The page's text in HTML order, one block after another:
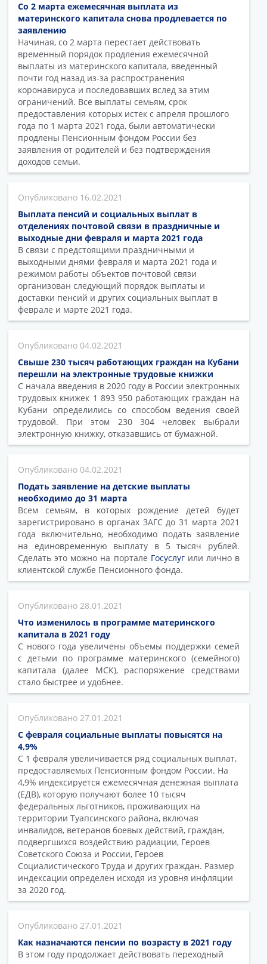
Со 2 марта ежемесячная выплата из
материнского капитала снова продлевается по
заявлению
Начиная, со 2 марта перестает действовать
временный порядок продления ежемесячной
выплаты из материнского капитала, введенный
почти год назад из-за распространения
коронавируса и последовавших вслед за этим
ограничений. Все выплаты семьям, срок
предоставления которых истек с апреля прошлого
года по 1 марта 2021 года, были автоматически
продлены Пенсионным фондом России без
заявления от родителей и без подтверждения
доходов семьи.
16.02.2021
Выплата пенсий и социальных выплат в
отделениях почтовой связи в праздничные и
выходные дни февраля и марта 2021 года
В связи с предстоящими праздничными и
выходными днями февраля и марта 2021 года и
режимом работы объектов почтовой связи
организован следующий порядок выплаты и
доставки пенсий и других социальных выплат в
феврале и марте 2021 года.
04.02.2021
Свыше 230 тысяч работающих граждан на Кубани
перешли на электронные трудовые книжки
С начала введения в 2020 году в России электронных
трудовых книжек 1 893 950 работающих граждан на
Кубани определились со способом ведения своей
трудовой. При этом 230 304 человек выбрали
электронную книжку, отказавшись от бумажной.
04.02.2021
Подать заявление на детские выплаты
необходимо до 31 марта
Всем семьям, в которых рождение детей будет
зарегистрировано в органах ЗАГС до 31 марта 2021
года включительно, необходимо подать заявление
на единовременную выплату в 5 тысяч рублей.
Сделать это можно на портале Госуслугили лично в
клиентской службе Пенсионного фонда.
28.01.2021
Что изменилось в программе материнского
капитала в 2021 году
С нового года увеличены объемы поддержки семей
с детьми по программе материнского (семейного)
капитала (далее МСК), распоряжение средствами
стало быстрее и удобнее.
27.01.2021
С февраля социальные выплаты повысятся на
4,9%
С 1 февраля увеличивается ряд социальных выплат,
предоставляемых Пенсионным фондом России. На
4,9% индексируется ежемесячная денежная выплата
(ЕДВ), которую получают более 10 тысяч
федеральных льготников, проживающих на
территории Туапсинского района, включая
инвалидов, ветеранов боевых действий, граждан,
подвергшихся воздействию радиации, Героев
Советского Союза и России, Героев
Социалистического Труда и других граждан. Размер
индексации определен исходя из уровня инфляции
за 2020 год.
27.01.2021
Как назначаются пенсии по возрасту в 2021 году
В этом году продолжает действовать переходный